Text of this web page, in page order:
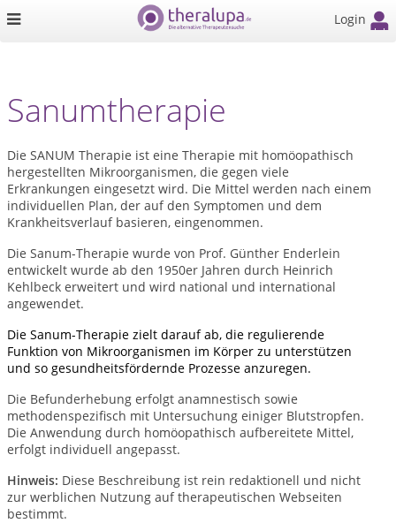
Login
Sanumtherapie
Die SANUM Therapie ist eine Therapie mit homöopathisch
hergestellten Mikroorganismen, die gegen viele
Erkrankungen eingesetzt wird. Die Mittel werden nach einem
individuellen Plan, der auf den Symptomen und dem
Krankheitsverlauf basieren, eingenommen.
Die Sanum-Therapie wurde von Prof. Günther Enderlein
entwickelt wurde ab den 1950er Jahren durch Heinrich
Kehlbeck erweitert und wird national und international
angewendet.
Die Sanum-Therapie zielt darauf ab, die regulierende
Funktion von Mikroorganismen im Körper zu unterstützen
und so gesundheitsfördernde Prozesse anzuregen.
Die Befunderhebung erfolgt anamnestisch sowie
methodenspezifisch mit Untersuchung einiger Blutstropfen.
Die Anwendung durch homöopathisch aufbereitete Mittel,
erfolgt individuell angepasst.
Hinweis: Diese Beschreibung ist rein redaktionell und nicht
zur werblichen Nutzung auf therapeutischen Webseiten
bestimmt.